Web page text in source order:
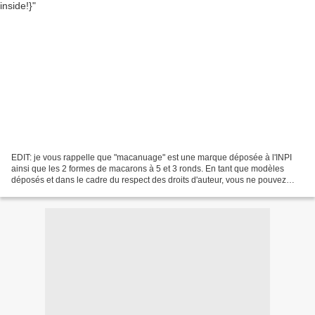
EDIT: je vous rappelle que "macanuage" est une marque déposée à l'INPI
ainsi que les 2 formes de macarons à 5 et 3 ronds. En tant que modèles
déposés et dans le cadre du respect des droits d'auteur, vous ne pouvez